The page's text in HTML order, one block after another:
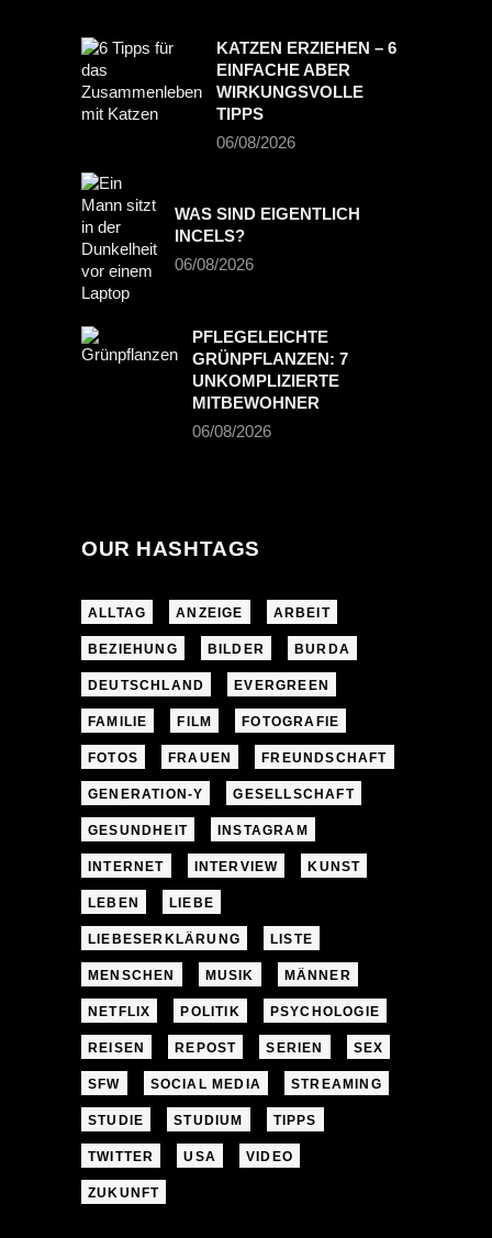
KATZEN ERZIEHEN – 6
EINFACHE ABER
WIRKUNGSVOLLE
TIPPS
06/08/2026
WAS SIND EIGENTLICH
INCELS?
06/08/2026
PFLEGELEICHTE
GRÜNPFLANZEN: 7
UNKOMPLIZIERTE
MITBEWOHNER
06/08/2026
OUR HASHTAGS
ALLTAG ANZEIGE ARBEIT
BEZIEHUNG BILDER BURDA
DEUTSCHLAND EVERGREEN
FAMILIE FILM FOTOGRAFIE
FOTOS FRAUEN FREUNDSCHAFT
GENERATION-Y GESELLSCHAFT
GESUNDHEIT INSTAGRAM
INTERNET INTERVIEW KUNST
LEBEN LIEBE
LIEBESERKLÄRUNG LISTE
MENSCHEN MUSIK MÄNNER
NETFLIX POLITIK PSYCHOLOGIE
REISEN REPOST SERIEN SEX
SFW SOCIAL MEDIA STREAMING
STUDIE STUDIUM TIPPS
TWITTER USA VIDEO
ZUKUNFT